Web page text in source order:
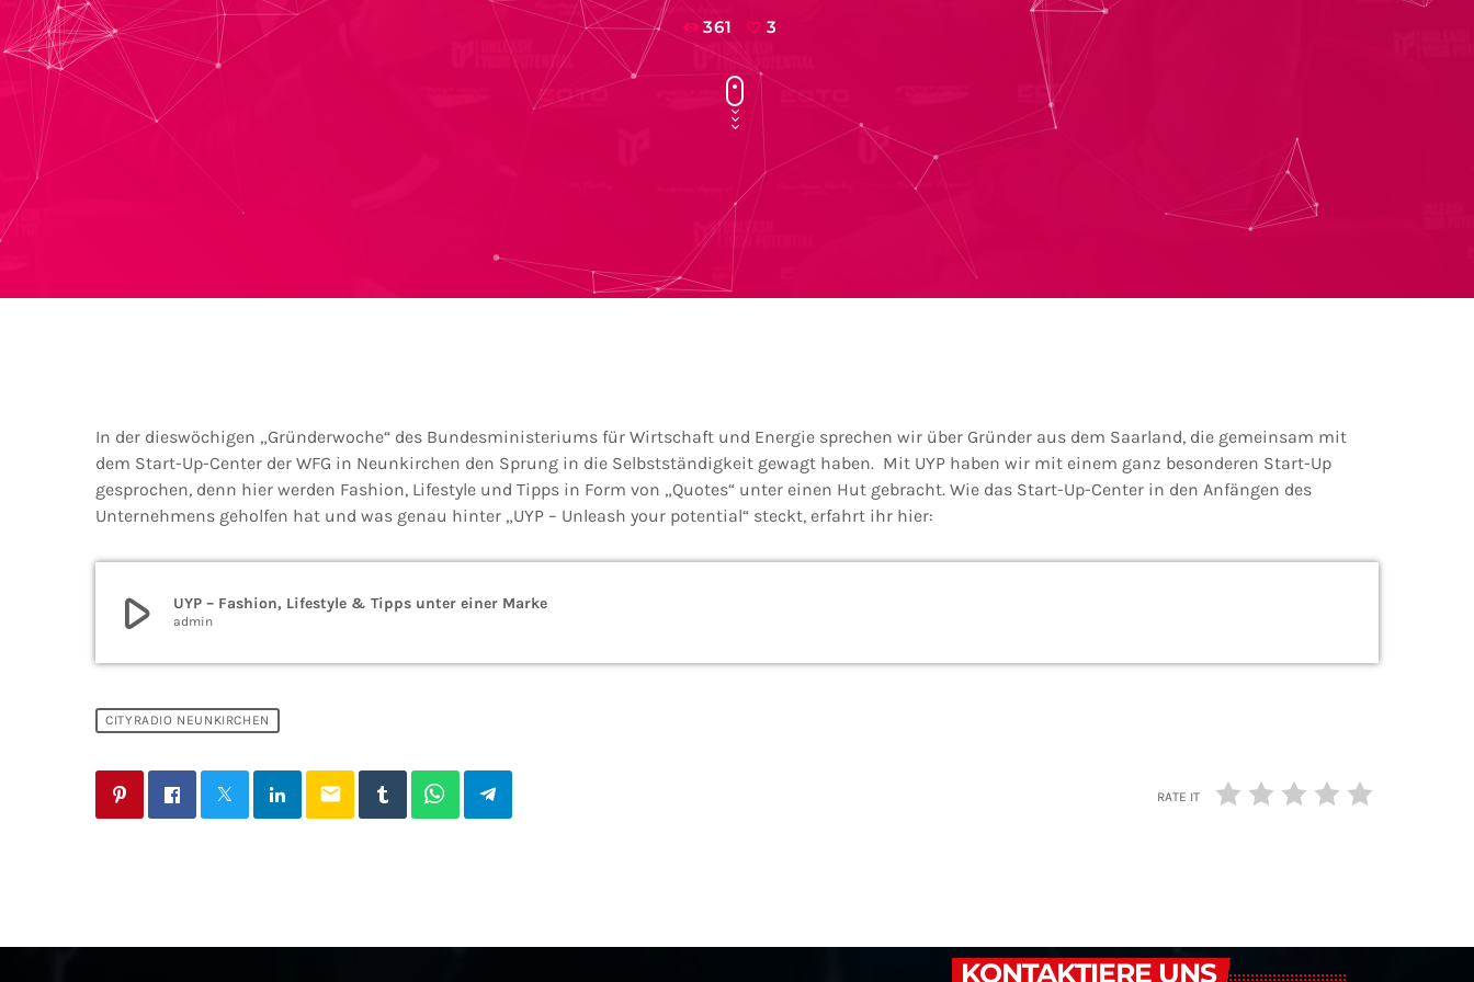
361 3
In der dieswöchigen „Gründerwoche“ des Bundesministeriums für Wirtschaft und Energie sprechen wir über Gründer aus dem Saarland, die gemeinsam mit
dem Start-Up-Center der WFG in Neunkirchen den Sprung in die Selbstständigkeit gewagt haben. Mit UYP haben wir mit einem ganz besonderen Start-Up
gesprochen, denn hier werden Fashion, Lifestyle und Tipps in Form von „Quotes“ unter einen Hut gebracht. Wie das Start-Up-Center in den Anfängen des
Unternehmens geholfen hat und was genau hinter „UYP – Unleash your potential“ steckt, erfahrt ihr hier:
play_arrow UYP – Fashion, Lifestyle & Tipps unter einer Marke
admin
CITYRADIO NEUNKIRCHEN
email RATE IT
KONTAKTIERE UNS